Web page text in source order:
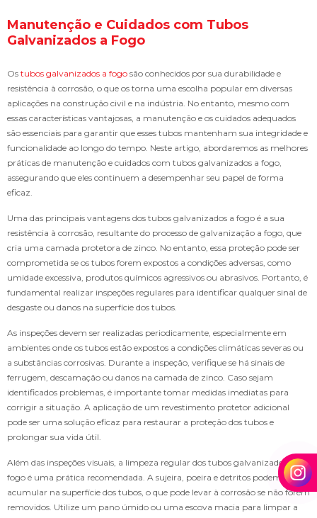
Manutenção e Cuidados com Tubos
Galvanizados a Fogo
Os tubos galvanizados a fogo são conhecidos por sua durabilidade e
resistência à corrosão, o que os torna uma escolha popular em diversas
aplicações na construção civil e na indústria. No entanto, mesmo com
essas características vantajosas, a manutenção e os cuidados adequados
são essenciais para garantir que esses tubos mantenham sua integridade e
funcionalidade ao longo do tempo. Neste artigo, abordaremos as melhores
práticas de manutenção e cuidados com tubos galvanizados a fogo,
assegurando que eles continuem a desempenhar seu papel de forma
eficaz.
Uma das principais vantagens dos tubos galvanizados a fogo é a sua
resistência à corrosão, resultante do processo de galvanização a fogo, que
cria uma camada protetora de zinco. No entanto, essa proteção pode ser
comprometida se os tubos forem expostos a condições adversas, como
umidade excessiva, produtos químicos agressivos ou abrasivos. Portanto, é
fundamental realizar inspeções regulares para identificar qualquer sinal de
desgaste ou danos na superfície dos tubos.
As inspeções devem ser realizadas periodicamente, especialmente em
ambientes onde os tubos estão expostos a condições climáticas severas ou
a substâncias corrosivas. Durante a inspeção, verifique se há sinais de
ferrugem, descamação ou danos na camada de zinco. Caso sejam
identificados problemas, é importante tomar medidas imediatas para
corrigir a situação. A aplicação de um revestimento protetor adicional
pode ser uma solução eficaz para restaurar a proteção dos tubos e
prolongar sua vida útil.
Além das inspeções visuais, a limpeza regular dos tubos galvanizados a
fogo é uma prática recomendada. A sujeira, poeira e detritos podem se
acumular na superfície dos tubos, o que pode levar à corrosão se não forem
removidos. Utilize um pano úmido ou uma escova macia para limpar a